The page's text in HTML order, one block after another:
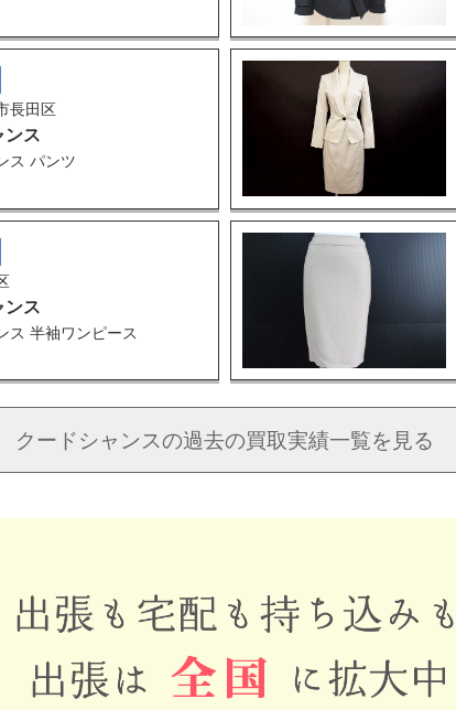
長田区
ンス
ス パンツ
ンス
ス 半袖ワンピース
クードシャンスの過去の買取実績一覧を見る